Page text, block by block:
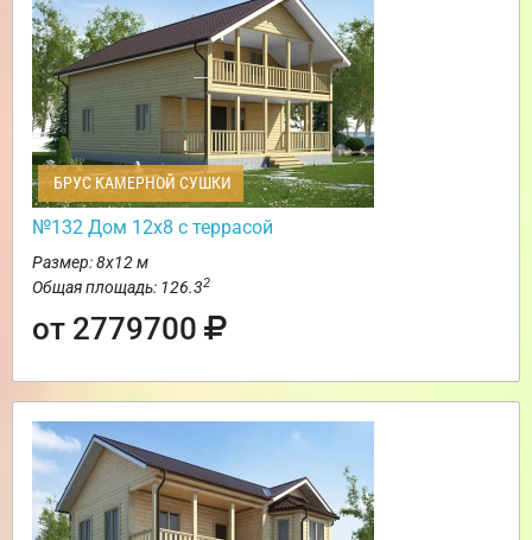
БРУС КАМЕРНОЙ СУШКИ
№132 Дом 12х8 с террасой
Размер: 8х12 м
Общая площадь: 126.32
от 2779700